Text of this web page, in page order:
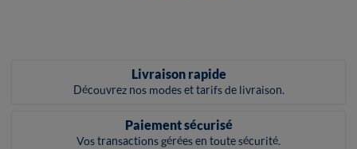
Livraison rapide
Découvrez nos modes et tarifs de livraison.
Paiement sécurisé
Vos transactions gérées en toute sécurité.